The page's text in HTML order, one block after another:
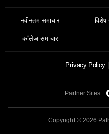
नवीनतम समाचार विशेष
कॉलेज समाचार
Privacy Policy
Partner Sites:
Copyright © 2026